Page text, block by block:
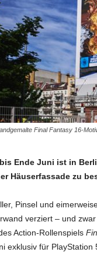
Final Fantasy 16-
Ende Juni ist in
Häuserfassade zu
Pinsel und
verziert – und
Action-Rollenspiels
exklusiv für PlayStation